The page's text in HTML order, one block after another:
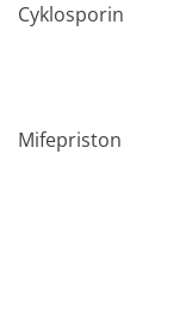
Cyklosporin
Mifepriston